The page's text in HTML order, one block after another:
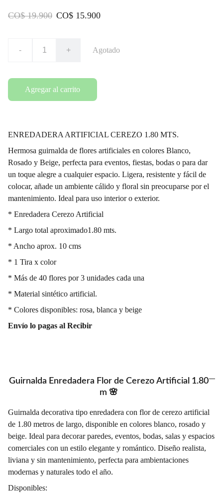
CO$ 19.900 CO$ 15.900
- + Agotado
Agregar al carrito
ENREDADERA ARTIFICIAL CEREZO 1.80 MTS.
Hermosa guirnalda de flores artificiales en colores Blanco,
Rosado y Beige, perfecta para eventos, fiestas, bodas o para dar
un toque alegre a cualquier espacio. Ligera, resistente y fácil de
colocar, añade un ambiente cálido y floral sin preocuparse por el
mantenimiento. Ideal para uso interior o exterior.
* Enredadera Cerezo Artificial
* Largo total aproximado1.80 mts.
* Ancho aprox. 10 cms
* 1 Tira x color
* Más de 40 flores por 3 unidades cada una
* Material sintético artificial.
* Colores disponibles: rosa, blanca y beige
Envío lo pagas al Recibir
Guirnalda Enredadera Flor de Cerezo Artificial 1.80
m 🌸
Guirnalda decorativa tipo enredadera con flor de cerezo artificial
de 1.80 metros de largo, disponible en colores blanco, rosado y
beige. Ideal para decorar paredes, eventos, bodas, salas y espacios
comerciales con un estilo elegante y romántico. Diseño realista,
liviana y sin mantenimiento, perfecta para ambientaciones
modernas y naturales todo el año.
Disponibles: